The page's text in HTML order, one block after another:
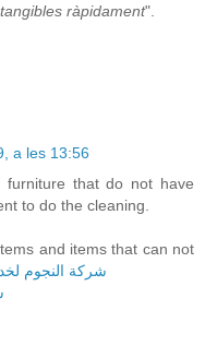
ràpidament".
a les 13:56
to do the cleaning.
and items that can not
شركة النجوم